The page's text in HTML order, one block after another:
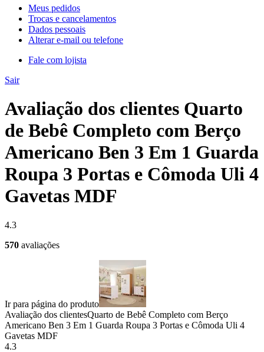
Meus pedidos
Trocas e cancelamentos
Dados pessoais
Alterar e-mail ou telefone
Fale com lojista
Sair
Avaliação dos clientes Quarto
de Bebê Completo com Berço
Americano Ben 3 Em 1 Guarda
Roupa 3 Portas e Cômoda Uli 4
Gavetas MDF
4.3
570 avaliações
Ir para página do produto
Avaliação dos clientesQuarto de Bebê Completo com Berço
Americano Ben 3 Em 1 Guarda Roupa 3 Portas e Cômoda Uli 4
Gavetas MDF
4.3